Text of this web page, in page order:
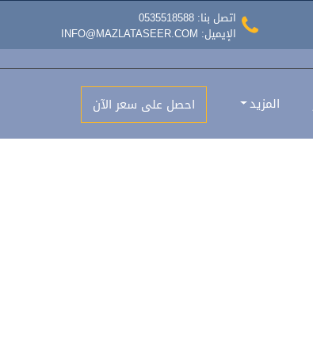
اتصل بنا: 0535518588
الإيميل: INFO@MAZLATASEER.COM
المزيد احصل على سعر الآن